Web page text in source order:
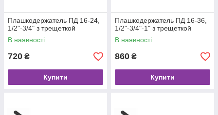
Плашкодержатель ПД 16-24,
1/2"-3/4" з трещеткой
В наявності
720 ₴
Купити
Плашкодержатель ПД 16-36,
1/2"-3/4"-1" з трещеткой
В наявності
860 ₴
Купити